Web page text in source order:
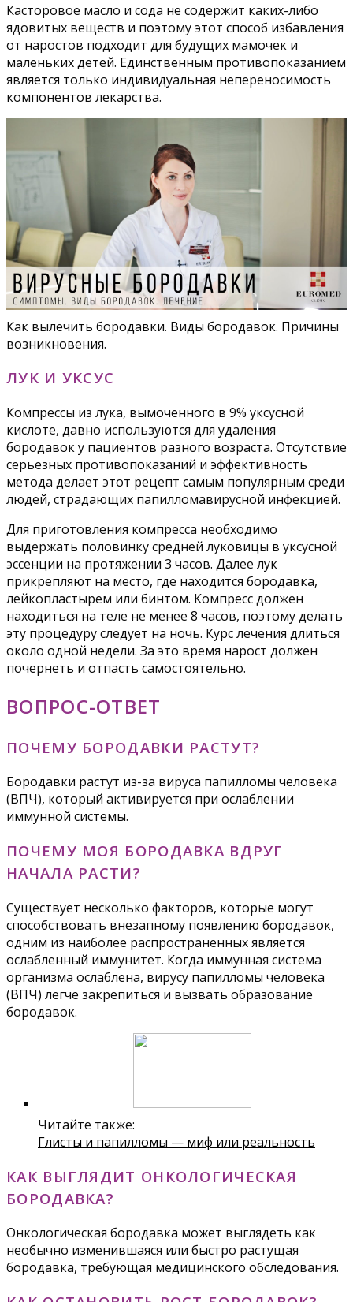
Касторовое масло и сода не содержит каких-либо
ядовитых веществ и поэтому этот способ избавления
от наростов подходит для будущих мамочек и
маленьких детей. Единственным противопоказанием
является только индивидуальная непереносимость
компонентов лекарства.
Как вылечить бородавки. Виды бородавок. Причины
возникновения.
ЛУК И УКСУС
Компрессы из лука, вымоченного в 9% уксусной
кислоте, давно используются для удаления
бородавок у пациентов разного возраста. Отсутствие
серьезных противопоказаний и эффективность
метода делает этот рецепт самым популярным среди
людей, страдающих папилломавирусной инфекцией.
Для приготовления компресса необходимо
выдержать половинку средней луковицы в уксусной
эссенции на протяжении 3 часов. Далее лук
прикрепляют на место, где находится бородавка,
лейкопластырем или бинтом. Компресс должен
находиться на теле не менее 8 часов, поэтому делать
эту процедуру следует на ночь. Курс лечения длиться
около одной недели. За это время нарост должен
почернеть и отпасть самостоятельно.
ВОПРОС-ОТВЕТ
ПОЧЕМУ БОРОДАВКИ РАСТУТ?
Бородавки растут из-за вируса папилломы человека
(ВПЧ), который активируется при ослаблении
иммунной системы.
ПОЧЕМУ МОЯ БОРОДАВКА ВДРУГ
НАЧАЛА РАСТИ?
Существует несколько факторов, которые могут
способствовать внезапному появлению бородавок,
одним из наиболее распространенных является
ослабленный иммунитет. Когда иммунная система
организма ослаблена, вирусу папилломы человека
(ВПЧ) легче закрепиться и вызвать образование
бородавок.
Читайте также:
Глисты и папилломы — миф или реальность
КАК ВЫГЛЯДИТ ОНКОЛОГИЧЕСКАЯ
БОРОДАВКА?
Онкологическая бородавка может выглядеть как
необычно изменившаяся или быстро растущая
бородавка, требующая медицинского обследования.